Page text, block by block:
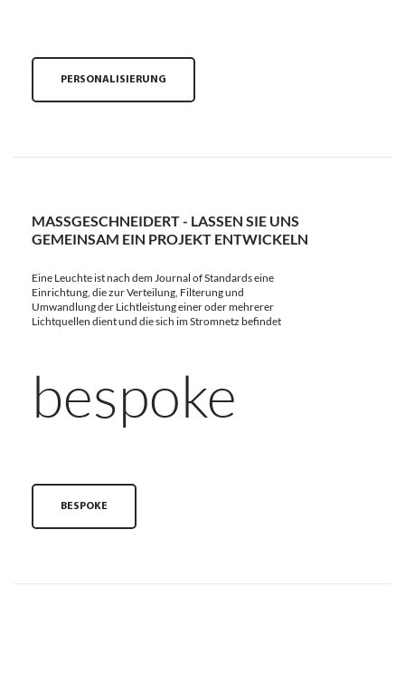
PERSONALISIERUNG
MASSGESCHNEIDERT - LASSEN SIE UNS G
EMEINSAM EIN PROJEKT ENTWICKELN
Eine Leuchte ist nach dem Journal of Standards eine
Einrichtung, die zur Verteilung, Filterung und
Umwandlung der Lichtleistung einer oder mehrerer
Lichtquellen dient und die sich im Stromnetz befindet
bespoke
BESPOKE